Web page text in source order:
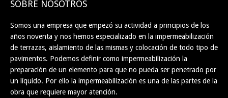
SOBRE NOSOTROS
Somos una empresa que empezó su actividad a principios de los
años noventa y nos hemos especializado en la impermeabilización
de terrazas, aislamiento de las mismas y colocación de todo tipo de
pavimentos. Podemos definir como impermeabilización la
preparación de un elemento para que no pueda ser penetrado por
un líquido. Por ello la impermeabilización es una de las partes de la
obra que requiere mayor atención.